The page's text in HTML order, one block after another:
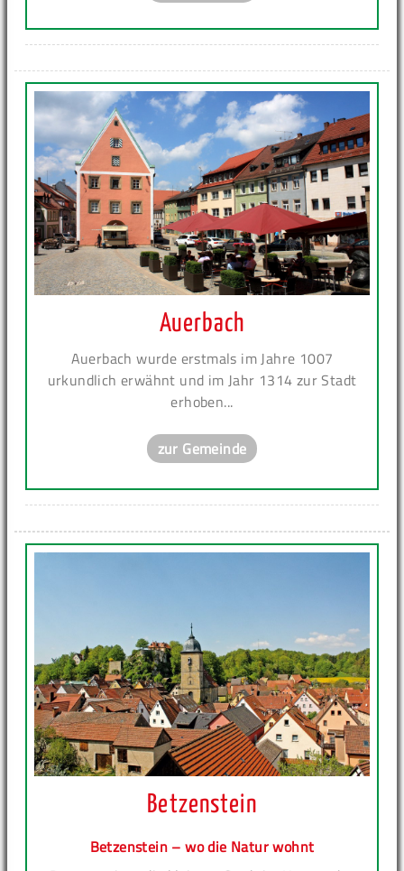
Auerbach
Auerbach wurde erstmals im Jahre 1007
urkundlich erwähnt und im Jahr 1314 zur Stadt
erhoben...
zur Gemeinde
Betzenstein
Betzenstein – wo die Natur wohnt